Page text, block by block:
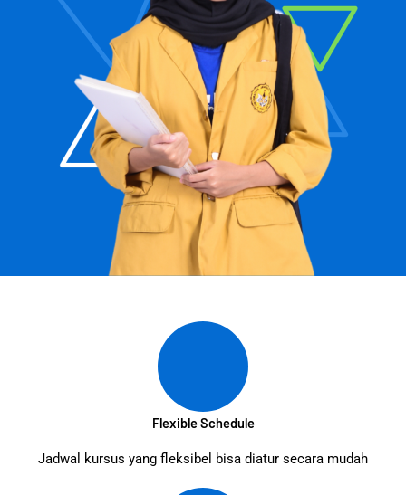
Flexible Schedule
Jadwal kursus yang fleksibel bisa diatur secara mudah